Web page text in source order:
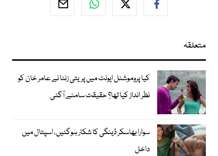
متعلقہ
کیا پروموشنل ایونٹ میں پریتی زنٹا نے عامر خان کو
نظر انداز کیا تھا؟ حقیقت سامنے آگئی
سوارا بھاسکر ڈینگی کا شکار ہوگئیں، اسپتال میں
داخل